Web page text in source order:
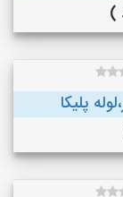
پلیکا